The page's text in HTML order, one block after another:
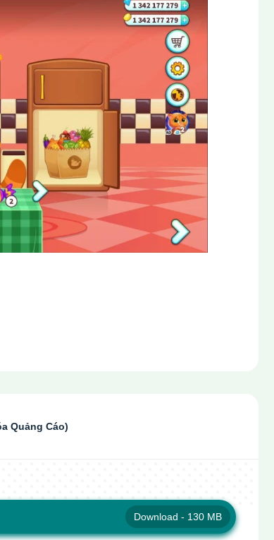
Quảng Cáo)
Download - 130 MB